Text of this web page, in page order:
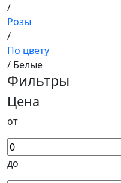
/
Розы
/
По цвету
/ Белые
Фильтры
Цена
от
до